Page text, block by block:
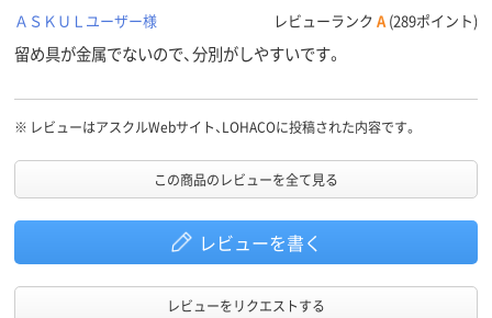
ＡＳＫＵＬユーザー様
レビューランク A (289ポイント)
留め具が金属でないので、分別がしやすいです。
※ レビューはアスクルWebサイト、LOHACOに投稿された内容です。
この商品のレビューを全て見る
レビューを書く
レビューをリクエストする